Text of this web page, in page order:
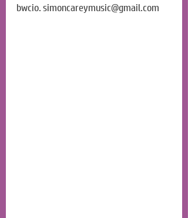
bwcio. simoncareymusic@gmail.com